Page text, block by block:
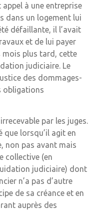
à une entreprise
dans un logement lui
défaillante, il l’avait
et de lui payer
mois plus tard, cette
judiciaire. Le
des dommages-
obligations
par les juges.
que lorsqu’il agit en
non pas avant mais
collective (en
judiciaire) dont
n’a pas d’autre
de sa créance et en
auprès des